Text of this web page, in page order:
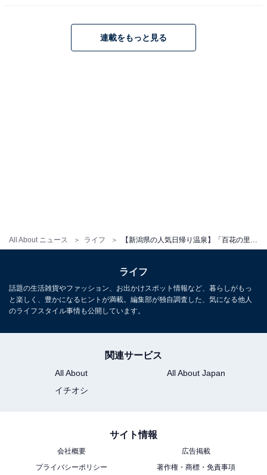
All About ニュース ライフ
目指す施設。こだわりの天然温泉でリラックス
連載をもっと見る
ライフ
話題の生活雑貨やファッション、お出かけスポット情報など、暮らしがもっ
と楽しく、豊かになるヒントが満載。編集部が独自調査した、気になる他人
のライフスタイル事情も公開しています。
関連サービス
All About
All About Japan
イチオシ
サイト情報
会社概要
広告掲載
プライバシーポリシー
著作権・商標・免責事項